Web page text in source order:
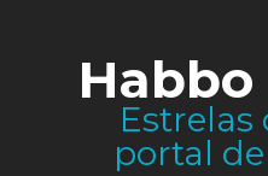
Habbo
Estrelas
portal